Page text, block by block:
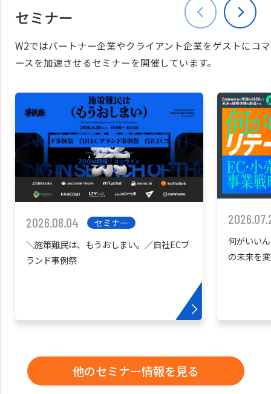
セミナー
W2ではパートナー企業やクライアント企業をゲストにコマ
ースを加速させるセミナーを開催しています。
2026.08.04
セミナー
＼施策難民は、もうおしまい。／自社ECブ
ランド事例祭
何がいい
の未来を
他のセミナー情報を見る